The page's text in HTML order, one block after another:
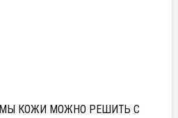
КОЖИ МОЖНО РЕШИТЬ С